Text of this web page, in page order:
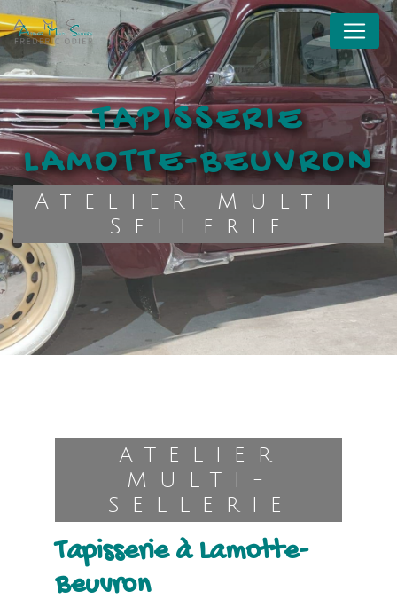
TAPISSERIE
LAMOTTE-BEUVRON
Atelier Multi-
Sellerie
ATELIER
MULTI-
SELLERIE
tapisserie à Lamotte-
Beuvron
Panneau de gestion des cookies